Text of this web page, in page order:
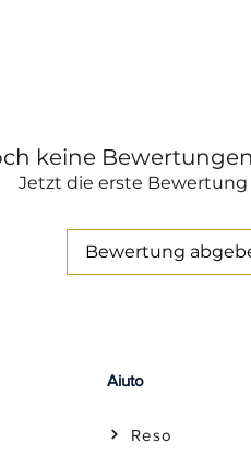
keine
Jetzt die erste Bewertung
Bewertung
Aiuto
Reso